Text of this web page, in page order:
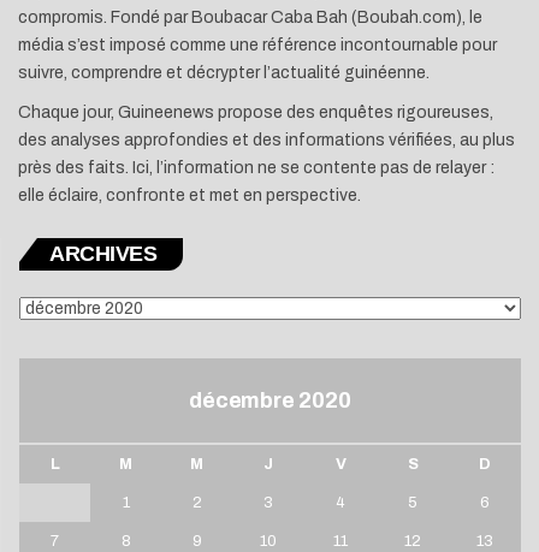
compromis. Fondé par Boubacar Caba Bah (Boubah.com), le
média s’est imposé comme une référence incontournable pour
suivre, comprendre et décrypter l’actualité guinéenne.
Chaque jour, Guineenews propose des enquêtes rigoureuses,
des analyses approfondies et des informations vérifiées, au plus
près des faits. Ici, l’information ne se contente pas de relayer :
elle éclaire, confronte et met en perspective.
ARCHIVES
ARCHIVES
décembre 2020
L M M J V S D
1 2 3 4 5 6
7 8 9 10 11 12 13